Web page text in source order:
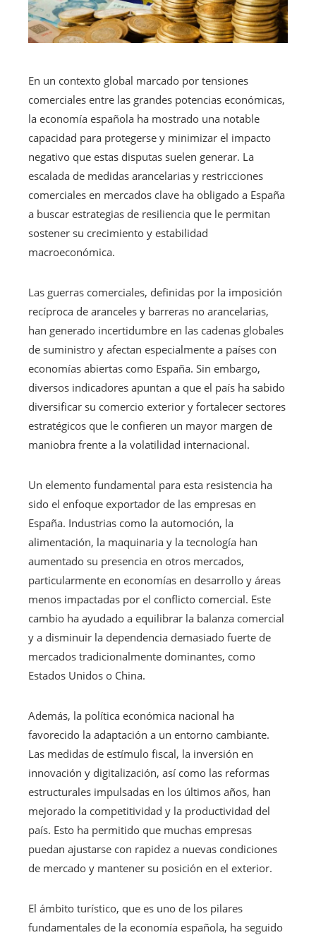
En un contexto global marcado por tensiones
comerciales entre las grandes potencias económicas,
la economía española ha mostrado una notable
capacidad para protegerse y minimizar el impacto
negativo que estas disputas suelen generar. La
escalada de medidas arancelarias y restricciones
comerciales en mercados clave ha obligado a España
a buscar estrategias de resiliencia que le permitan
sostener su crecimiento y estabilidad
macroeconómica.
Las guerras comerciales, definidas por la imposición
recíproca de aranceles y barreras no arancelarias,
han generado incertidumbre en las cadenas globales
de suministro y afectan especialmente a países con
economías abiertas como España. Sin embargo,
diversos indicadores apuntan a que el país ha sabido
diversificar su comercio exterior y fortalecer sectores
estratégicos que le confieren un mayor margen de
maniobra frente a la volatilidad internacional.
Un elemento fundamental para esta resistencia ha
sido el enfoque exportador de las empresas en
España. Industrias como la automoción, la
alimentación, la maquinaria y la tecnología han
aumentado su presencia en otros mercados,
particularmente en economías en desarrollo y áreas
menos impactadas por el conflicto comercial. Este
cambio ha ayudado a equilibrar la balanza comercial
y a disminuir la dependencia demasiado fuerte de
mercados tradicionalmente dominantes, como
Estados Unidos o China.
Además, la política económica nacional ha
favorecido la adaptación a un entorno cambiante.
Las medidas de estímulo fiscal, la inversión en
innovación y digitalización, así como las reformas
estructurales impulsadas en los últimos años, han
mejorado la competitividad y la productividad del
país. Esto ha permitido que muchas empresas
puedan ajustarse con rapidez a nuevas condiciones
de mercado y mantener su posición en el exterior.
El ámbito turístico, que es uno de los pilares
fundamentales de la economía española, ha seguido